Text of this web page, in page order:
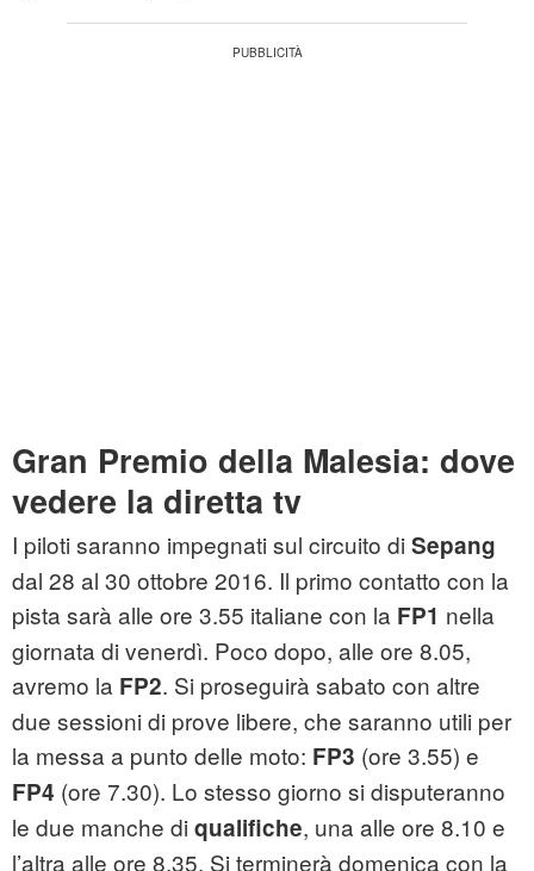
Gran Premio della Malesia: dove
vedere la diretta tv
I piloti saranno impegnati sul circuito di Sepang
dal 28 al 30 ottobre 2016. Il primo contatto con la
pista sarà alle ore 3.55 italiane con la FP1 nella
giornata di venerdì. Poco dopo, alle ore 8.05,
avremo la FP2. Si proseguirà sabato con altre
due sessioni di prove libere, che saranno utili per
la messa a punto delle moto: FP3 (ore 3.55) e
FP4 (ore 7.30). Lo stesso giorno si disputeranno
le due manche di qualifiche, una alle ore 8.10 e
l’altra alle ore 8.35. Si terminerà domenica con la